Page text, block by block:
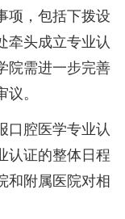
项，包括下拨设
牵头成立专业认
院需进一步完善
。
口腔医学专业认
认证的整体日程
和附属医院对相